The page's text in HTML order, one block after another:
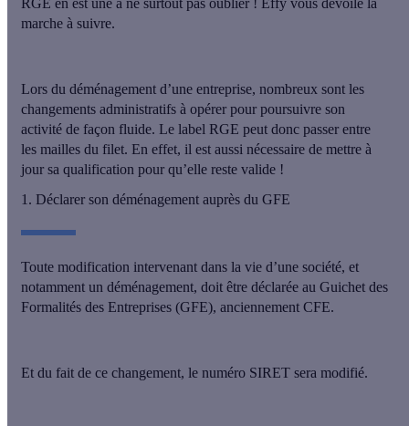
marche à suivre.
Lors du déménagement d’une entreprise, nombreux sont les
changements administratifs à opérer pour poursuivre son
activité de façon fluide. Le label RGE peut donc passer entre
les mailles du filet. En effet, il est aussi nécessaire de mettre à
jour sa qualification pour qu’elle reste valide !
1. Déclarer son déménagement auprès du GFE
Toute modification intervenant dans la vie d’une société, et
notamment un déménagement, doit être déclarée au Guichet des
Formalités des Entreprises (GFE), anciennement CFE.
Et du fait de ce changement, le numéro SIRET sera modifié.